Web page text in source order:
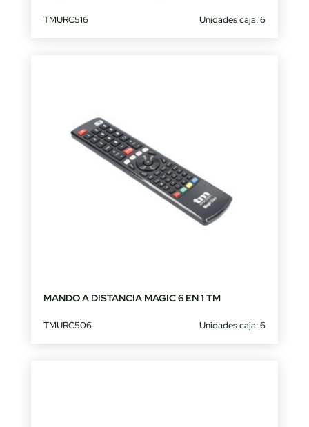
TMURC516 Unidades caja: 6
MANDO A DISTANCIA MAGIC 6 EN 1 TM
TMURC506 Unidades caja: 6